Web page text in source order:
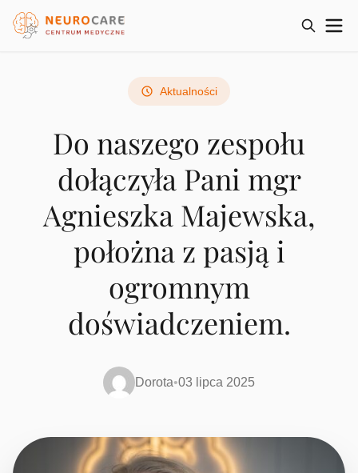
Aktualności
Do naszego zespołu
dołączyła Pani mgr
Agnieszka Majewska,
położna z pasją i
ogromnym
doświadczeniem.
Dorota•03 lipca 2025